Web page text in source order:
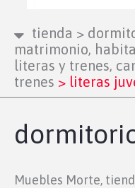
tienda >
matrimonio,
literas y trenes,
trenes > literas
Muebles Morte,